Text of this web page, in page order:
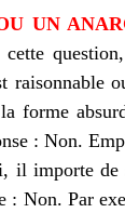
UN
cette
raisonnable
forme
: Non.
il importe
: Non. Par